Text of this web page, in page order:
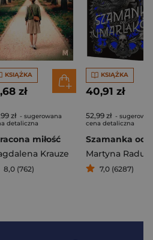
KSIĄŻKA
zł
zł - sugerowana
detaliczna
miłość
Krauze
8,0 (762)
KSIĄŻKA
40,91 zł
52,99 zł -
cena detaliczna
7,0 (6287)